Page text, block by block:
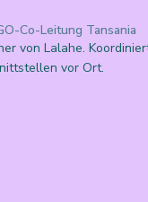
Co-Leitung Tansania
von Lalahe.
vor Ort.